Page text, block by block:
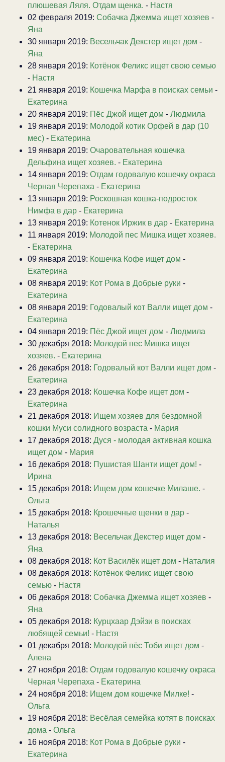
плюшевая Ляля. Отдам щенка. - Настя
02 февраля 2019: Собачка Джемма ищет хозяев -
Яна
30 января 2019: Весельчак Декстер ищет дом -
Яна
28 января 2019: Котёнок Феликс ищет свою семью
- Настя
21 января 2019: Кошечка Марфа в поисках семьи -
Екатерина
20 января 2019: Пёс Джой ищет дом - Людмила
19 января 2019: Молодой котик Орфей в дар (10
мес) - Екатерина
19 января 2019: Очаровательная кошечка
Дельфина ищет хозяев. - Екатерина
14 января 2019: Отдам годовалую кошечку окраса
Черная Черепаха - Екатерина
13 января 2019: Роскошная кошка-подросток
Нимфа в дар - Екатерина
13 января 2019: Котенок Иржик в дар - Екатерина
11 января 2019: Молодой пес Мишка ищет хозяев.
- Екатерина
09 января 2019: Кошечка Кофе ищет дом -
Екатерина
08 января 2019: Кот Рома в Добрые руки -
Екатерина
08 января 2019: Годовалый кот Валли ищет дом -
Екатерина
04 января 2019: Пёс Джой ищет дом - Людмила
30 декабря 2018: Молодой пес Мишка ищет
хозяев. - Екатерина
26 декабря 2018: Годовалый кот Валли ищет дом -
Екатерина
23 декабря 2018: Кошечка Кофе ищет дом -
Екатерина
21 декабря 2018: Ищем хозяев для бездомной
кошки Муси солидного возраста - Мария
17 декабря 2018: Дуся - молодая активная кошка
ищет дом - Мария
16 декабря 2018: Пушистая Шанти ищет дом! -
Ирина
15 декабря 2018: Ищем дом кошечке Милаше. -
Ольга
15 декабря 2018: Крошечные щенки в дар -
Наталья
13 декабря 2018: Весельчак Декстер ищет дом -
Яна
08 декабря 2018: Кот Василёк ищет дом - Наталия
08 декабря 2018: Котёнок Феликс ищет свою
семью - Настя
06 декабря 2018: Собачка Джемма ищет хозяев -
Яна
05 декабря 2018: Курцхаар Дэйзи в поисках
любящей семьи! - Настя
01 декабря 2018: Молодой пёс Тоби ищет дом -
Алена
27 ноября 2018: Отдам годовалую кошечку окраса
Черная Черепаха - Екатерина
24 ноября 2018: Ищем дом кошечке Милке! -
Ольга
19 ноября 2018: Весёлая семейка котят в поисках
дома - Ольга
16 ноября 2018: Кот Рома в Добрые руки -
Екатерина